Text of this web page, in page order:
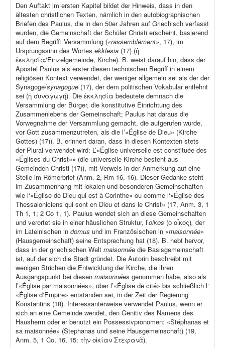
Den Auftakt im ersten Kapitel bildet der Hinweis, dass in den
ältesten christlichen Texten, nämlich in den autobiographischen
Briefen des Paulus, die in den 50er Jahren auf Griechisch verfasst
wurden, die Gemeinschaft der Schüler Christi erscheint, basierend
auf dem Begriff: Versammlung («rassemblement», 17), im
Ursprungssinn des Wortes ekklesia (17) (ἡ
ἐκκλησία/Einzelgemeinde, Kirche). B. weist darauf hin, dass der
Apostel Paulus als erster diesen technischen Begriff in einem
religiösen Kontext verwendet, der weniger allgemein sei als der der
Synagoge/synagogue (17), der dem politischen Vokabular entlehnt
sei (ἡ συναγωγή). Die ἐκκλησία bedeutete demnach die
Versammlung der Bürger, die konstitutive Einrichtung des
Zusammenlebens der Gemeinschaft; Paulus hat daraus die
Vorwegnahme der Versammlung gemacht, die aufgerufen wurde,
vor Gott zusammenzutreten, als die l’«Église de Dieu» (Kirche
Gottes) (17)). B. erinnert daran, dass in diesen Kontexten stets
der Plural verwendet wird: L’«Église universelle est constituée des
«Églises du Christ»» (die universelle Kirche besteht aus
Gemeinden Christi (17)), mit Verweis in der Anmerkung auf eine
Stelle im Römerbrief (Anm. 2, Rm 16, 16). Dieser Gedanke steht
im Zusammenhang mit lokalen und besonderen Gemeinschaften
wie l‘«Église de Dieu qui est à Corinthe» ou comme l‘«Église des
Thessaloniciens qui sont en Dieu et dans le Christ» (17, Anm. 3, 1
Th 1, 1; 2 Co 1, 1). Paulus wendet sich an diese Gemeinschaften
und verortet sie in einer häuslichen Struktur, l’oikos (ὁ οἶκος), der
im Lateinischen in domus und im Französischen in «maisonnée»
(Hausgemeinschaft) seine Entsprechung hat (18). B. hebt hervor,
dass in der griechischen Welt maisonnée die Basisgemeinschaft
ist, auf der sich die Stadt gründet. Die Autorin beschreibt mit
wenigen Strichen die Entwicklung der Kirche, die ihren
Ausgangspunkt bei diesen maisonnées genommen habe, also als
l’«Église par maisonnées», über l’«Église de cité» bis schließlich l‘
«Église d‘Empire» entstanden sei, in der Zeit der Regierung
Konstantins (18). Interessanterweise verwendet Paulus, wenn er
sich an eine Gemeinde wendet, den Genitiv des Namens des
Hausherrn oder er benutzt ein Possessivpronomen: «Stéphanas et
sa maisonnée» (Stephanas und seine Hausgemeinschaft) (19,
Anm. 5, 1 Co, 16, 15: τὴν οἰκίαν Στεφανᾶ).